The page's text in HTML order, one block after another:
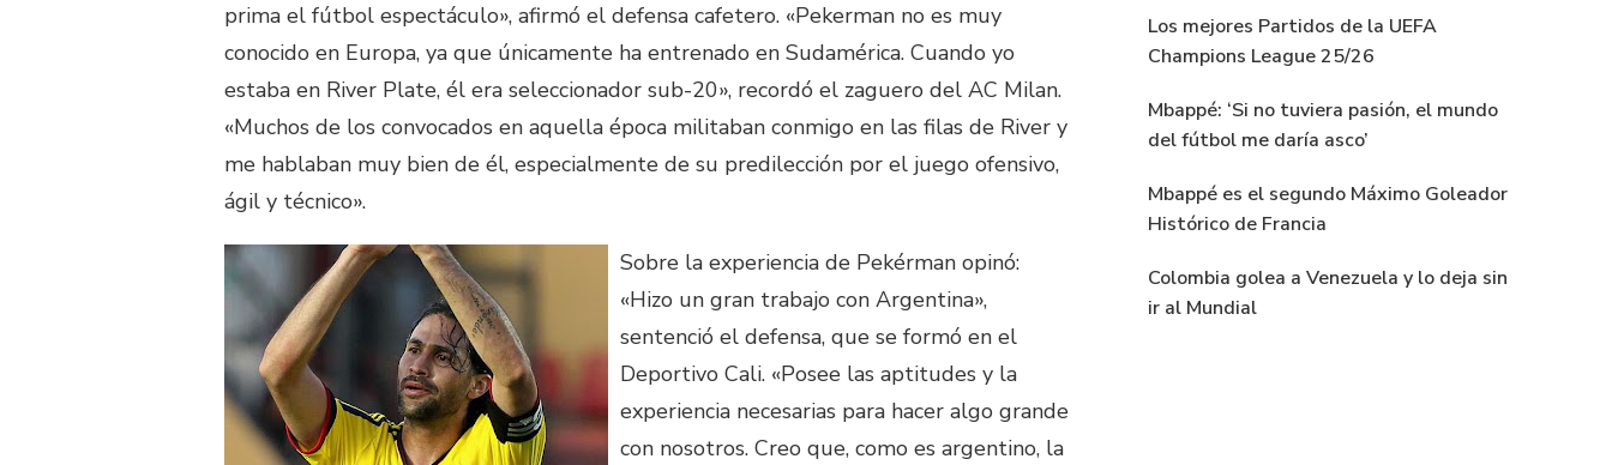
prima el fútbol espectáculo», afirmó el defensa cafetero. «Pekerman no es muy
conocido en Europa, ya que únicamente ha entrenado en Sudamérica. Cuando yo
estaba en River Plate, él era seleccionador sub-20», recordó el zaguero del AC Milan.
«Muchos de los convocados en aquella época militaban conmigo en las filas de River y
me hablaban muy bien de él, especialmente de su predilección por el juego ofensivo,
ágil y técnico».
Sobre la experiencia de Pekérman opinó:
«Hizo un gran trabajo con Argentina»,
sentenció el defensa, que se formó en el
Deportivo Cali. «Posee las aptitudes y la
experiencia necesarias para hacer algo grande
con nosotros. Creo que, como es argentino, la
Los mejores Partidos de la UEFA
Champions League 25/26
Mbappé: ‘Si no tuviera pasión, el mundo
del fútbol me daría asco’
Mbappé es el segundo Máximo Goleador
Histórico de Francia
Colombia golea a Venezuela y lo deja sin
ir al Mundial